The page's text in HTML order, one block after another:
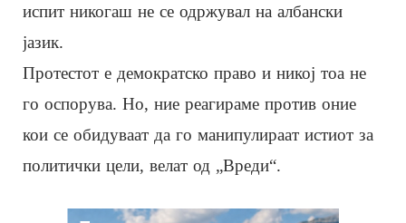
испит никогаш не се одржувал на албански
јазик.
Протестот е демократско право и никој тоа не
го оспорува. Но, ние реагираме против оние
кои се обидуваат да го манипулираат истиот за
политички цели, велат од „Вреди“.